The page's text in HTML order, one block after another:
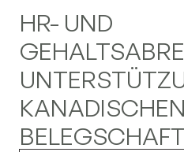
HR- UND
KANADISCHEN
BELEGSCHAFT